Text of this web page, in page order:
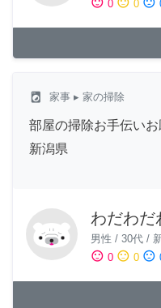
0 0
local_laundry_service 家事 ▸ 家の掃除
部屋の掃除お手伝いお
新潟県
わだわだ
男性 / 30代 /
sentiment_satisfied 0 sentiment_neutral 0 sentiment_dissatisfied